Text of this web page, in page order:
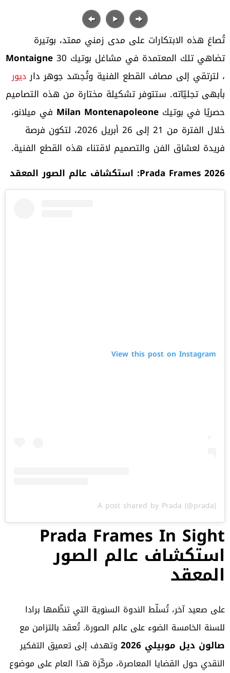
تُصاغ هذه الابتكارات على مدى زمني ممتد، بوتيرة
تضاهي تلك المعتمدة في مشاغل بوتيك 30
Montaigne
، لترتقي إلى مصاف القطع الفنية وتُجسّد جوهر دارديور
بأبهى تجليّاته. ستتوفر تشكيلة مختارة من هذه التصاميم
حصريًا في بوتيك Milan Montenapoleone في ميلانو،
خلال الفترة من 21 إلى 26 أبريل 2026، لتكون فرصة
فريدة لعشاق الفن والتصميم لاقتناء هذه القطع الفنية.
Prada Frames 2026: استكشاف عالم الصور المعقد
View this post on Instagram
A post shared by Prada (@prada)
Prada Frames In Sight
استكشاف عالم الصور
المعقد
على صعيد آخر، تُسلّط الندوة السنوية التي تنظّمها برادا
للسنة الخامسة الضوء على عالم الصورة. تُعقد بالتزامن مع
صالون ديل موبيلي 2026
وتهدف إلى تعميق التفكير
النقدي حول القضايا المعاصرة، مركّزة هذا العام على موضوع